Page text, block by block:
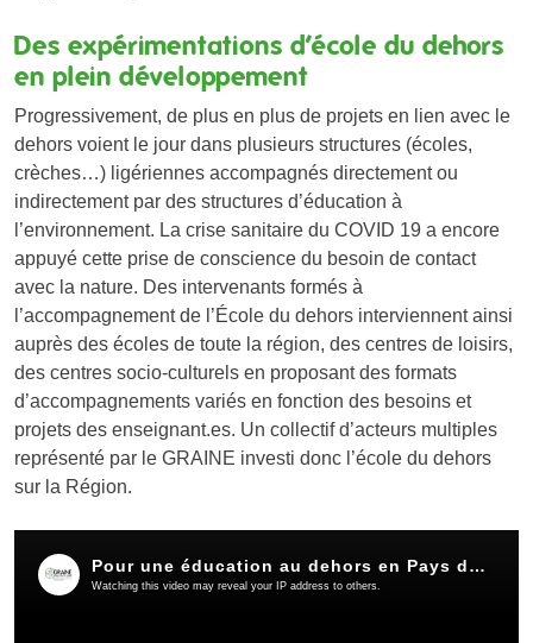
Des expérimentations d’école du dehors
en plein développement
Progressivement, de plus en plus de projets en lien avec le
dehors voient le jour dans plusieurs structures (écoles,
crèches…) ligériennes accompagnés directement ou
indirectement par des structures d’éducation à
l’environnement. La crise sanitaire du COVID 19 a encore
appuyé cette prise de conscience du besoin de contact
avec la nature. Des intervenants formés à
l’accompagnement de l’École du dehors interviennent ainsi
auprès des écoles de toute la région, des centres de loisirs,
des centres socio-culturels en proposant des formats
d’accompagnements variés en fonction des besoins et
projets des enseignant.es. Un collectif d’acteurs multiples
représenté par le GRAINE investi donc l’école du dehors
sur la Région.